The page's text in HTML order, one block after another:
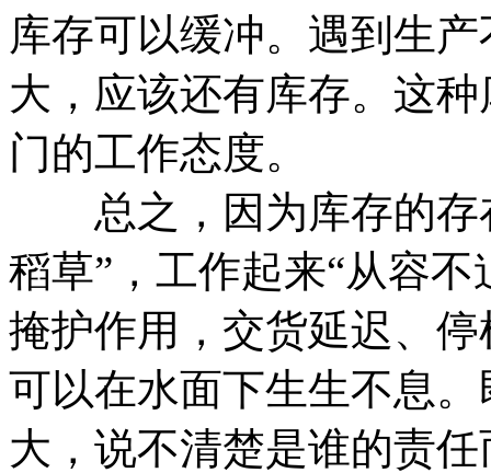
库存可以缓冲。遇到生
大，应该还有库存。这
门的工作态度。
总之，因为库存的存
稻草”，工作起来“从容
掩护作用，交货延迟、
可以在水面下生生不息
大，说不清楚是谁的责